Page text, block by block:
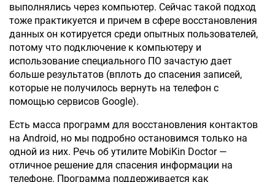
выполнялись через компьютер. Сейчас такой подход
тоже практикуется и причем в сфере восстановления
данных он котируется среди опытных пользователей,
потому что подключение к компьютеру и
использование специального ПО зачастую дает
больше результатов (вплоть до спасения записей,
которые не получилось вернуть на телефон с
помощью сервисов Google).
Есть масса программ для восстановления контактов
на Android, но мы подробно остановимся только на
одной из них. Речь об утилите MobiKin Doctor —
отличное решение для спасения информации на
телефоне. Программа поддерживается как